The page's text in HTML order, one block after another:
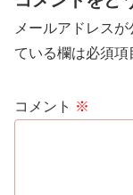
メールアドレスが
ている欄は必須項
コメント ※